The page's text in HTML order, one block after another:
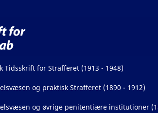
Tidsskrift for Strafferet (1913 - 1948)
og praktisk Strafferet (1890 - 1912)
og øvrige penitentiære institutioner